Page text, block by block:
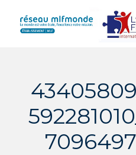
content